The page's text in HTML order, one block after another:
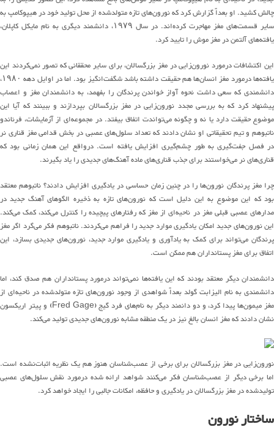
چالش کشید. او بعداً گزارش کرد کهنورونهایتازه متولدشده از محلتولیدخود در هیپوکامپ به
سایر قسمتهای مغز مهاجرت کردهاند. در سال ۱۹۷۹، دانشمند دیگری به نام مایکل کاپلان،
یافتههایآلتمن در مغز موشراتایید کرد.
این اکتشافات درمورد نورون‌زاییدر مغز بزرگسالان،برای سایر محققانی کهتصورنمیکردند این
یافته‌هادرموردمغزانسانهاهمحقیقت داشته باشدشگفتانگیزبود. اما در اوایل دهه ۱۹۸۰،
دانشمندی که سعی داشت نحوه آواز خواندن پرندگان را بفهمد، به دانشمندان مغز و اعصاب
پیشنهاد کرد که به بررسی مجدد نورون‌زاییدر مغز بزرگسالان بپردازند و ببینند کهآیا این
موضوع حقیقت دارد یا نه وچگونه می‌تواندت اتفاقبیفتد.در مجموعهایاز آزمایشات، فرناندو
ناتبوهم و تیم تحقیقاتی او نشان دادند که تعدادسلولهایعصبی دربخش قدامیمغز قناری نر
در فصل جفتگیریبه طور چشمگیریافزایش یافته است.درواقع این همان زمانی بود که
قناری‌های نرمی‌خواستندبرای جذبقناری‌هایمادهآهنگهایجدیدی رایاد بگیرند.
چرا مغز پرندگان نورون‌هارا در چنین زمان حساسی در یادگیری افزایش دادند؟ ناتبوهم معتقد
بود که اینموضوع به این دلیل است که نورونهایتازه به ذخیره الگوهای آهنگ جدید در
مدارهای عصبی قبلیمغزدر ناحیهایاز مغز که رفتارهای پیچیده را کنترلمیکند، کمکمیکند.
ایننورونهایجدید امکان یادگیری‌ موارد جدیدرا فراهممی‌کردند.ناتبوهم فکر می‌گرد اگرمغز
پرندگان می‌تواند برای کمک به یادآوری و یادگیری موارد جدید، نورونهایجدیدی بسازد، این
اتفاق برایمغز پستاندارانهمممکن است.
دانشمندان دیگر معتقد بودند که اینیافتهها نمیتوانددرمورد پستانداران هم صدق کند، اما
دانشمندی به نام الیزابت گولد بعداً شواهدی از وجودنورونهایتازه متولدشده درناحیهای از
مغزمیمونهاپیدا کرد، ودو دانمند دیگر به نام‌های فرد گیج(Fred Gage)
و پیتر اریکسون
نشان دادند که مغز انسان بالغنیز در یک منطقه مشابهنورونهایجدیدی تولیدمیکند.
نورون‌زایی در مغز بزرگسالانبرای برخی ازعصبشناسانهنوزهمیک نظریهاثباتنشده است.
اما برخی دیگر از عصب‌شناسانفکرمیکنند شواهد ارائه شده درمورد نقشسلولهای عصبی
تولیدشدهدر مغزبزرگسالان در یادگیری و حافظه،امکانات جالبیرا ایجاد خواهد کرد.
ساختارنورون